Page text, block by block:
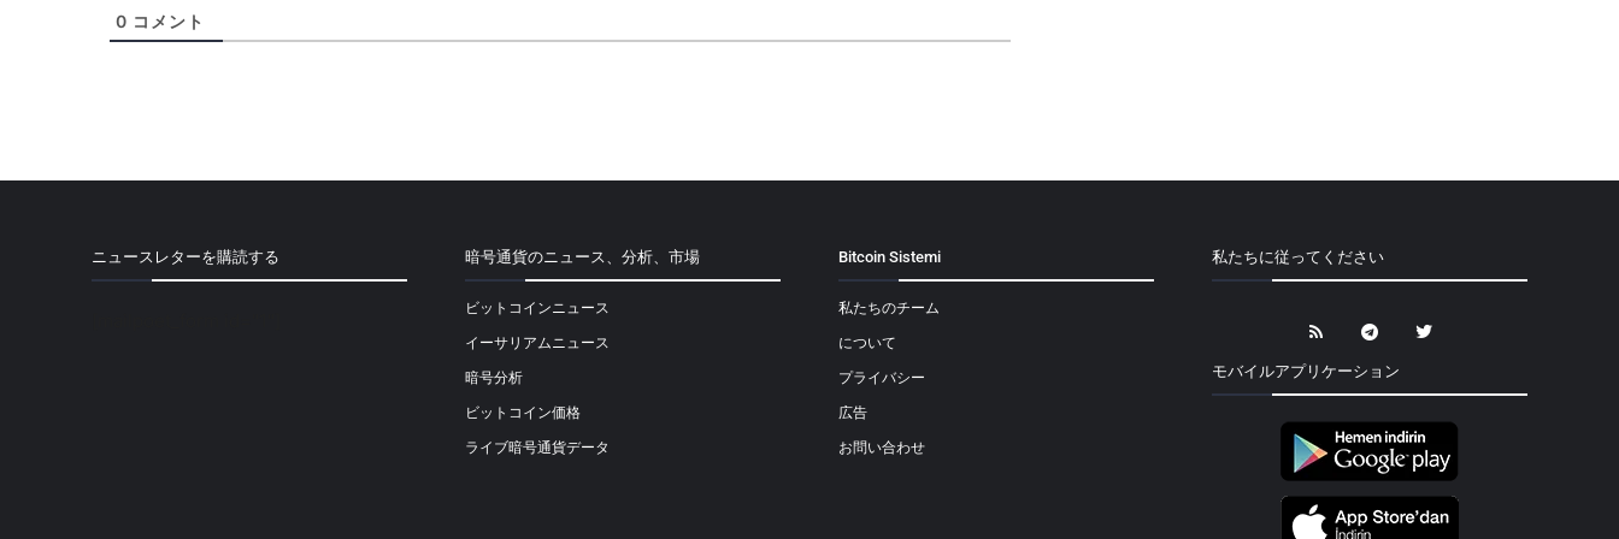
0 コメント
ニュースレターを購読する 暗号通貨のニュース、分析、市場
ビットコインニュース
イーサリアムニュース
暗号分析
ビットコイン価格
ライブ暗号通貨データ
Bitcoin Sistemi
私たちのチーム
について
プライバシー
広告
お問い合わせ
私たちに従ってください
モバイルアプリケーション